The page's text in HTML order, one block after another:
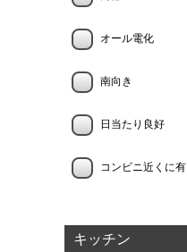
オール電化
南向き
日当たり良好
コンビニ近くに有
キッチン